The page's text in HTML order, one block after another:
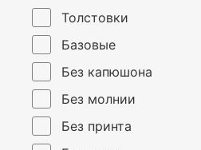
Толстовки
Базовые
Без капюшона
Без молнии
Без принта